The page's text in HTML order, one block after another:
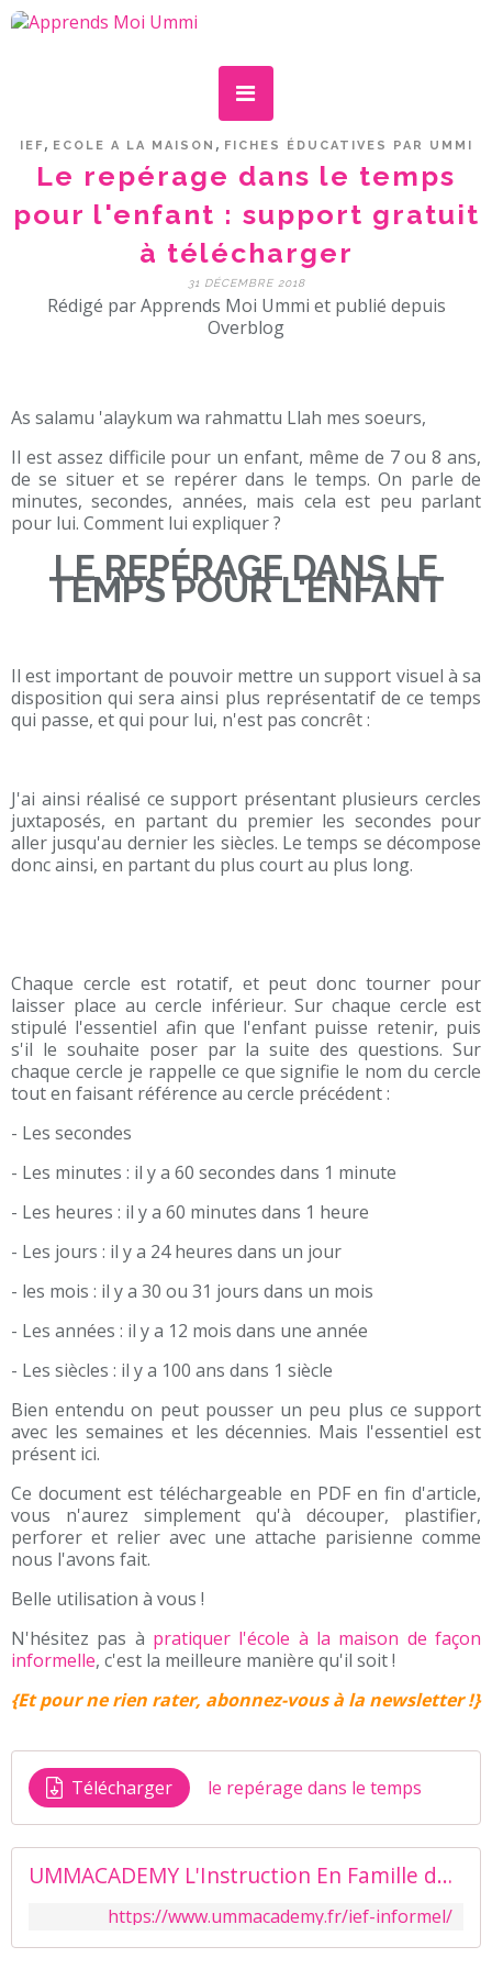
IEF, ECOLE A LA MAISON , FICHES ÉDUCATIVES PAR UMMI
Le repérage dans le temps
pour l'enfant : support gratuit
à télécharger
31 DÉCEMBRE 2018
Rédigé par Apprends Moi Ummi et publié depuis
Overblog
As salamu 'alaykum wa rahmattu Llah mes soeurs,
Il est assez difficile pour un enfant, même de 7 ou 8 ans,
de se situer et se repérer dans le temps. On parle de
minutes, secondes, années, mais cela est peu parlant
pour lui. Comment lui expliquer ?
LE REPÉRAGE DANS LE
TEMPS POUR L'ENFANT
Il est important de pouvoir mettre un support visuel à sa
disposition qui sera ainsi plus représentatif de ce temps
qui passe, et qui pour lui, n'est pas concrêt :
J'ai ainsi réalisé ce support présentant plusieurs cercles
juxtaposés, en partant du premier les secondes pour
aller jusqu'au dernier les siècles. Le temps se décompose
donc ainsi, en partant du plus court au plus long.
Chaque cercle est rotatif, et peut donc tourner pour
laisser place au cercle inférieur. Sur chaque cercle est
stipulé l'essentiel afin que l'enfant puisse retenir, puis
s'il le souhaite poser par la suite des questions. Sur
chaque cercle je rappelle ce que signifie le nom du cercle
tout en faisant référence au cercle précédent :
- Les secondes
- Les minutes : il y a 60 secondes dans 1 minute
- Les heures : il y a 60 minutes dans 1 heure
- Les jours : il y a 24 heures dans un jour
- les mois : il y a 30 ou 31 jours dans un mois
- Les années : il y a 12 mois dans une année
- Les siècles : il y a 100 ans dans 1 siècle
Bien entendu on peut pousser un peu plus ce support
avec les semaines et les décennies. Mais l'essentiel est
présent ici.
Ce document est téléchargeable en PDF en fin d'article,
vous n'aurez simplement qu'à découper, plastifier,
perforer et relier avec une attache parisienne comme
nous l'avons fait.
Belle utilisation à vous !
N'hésitez pas à pratiquer l'école à la maison de façon
informelle, c'est la meilleure manière qu'il soit !
{Et pour ne rien rater, abonnez-vous à la newsletter !}
Télécharger le repérage dans le temps
UMMACADEMY L'Instruction En Famille de façon informelle
https://www.ummacademy.fr/ief-informel/